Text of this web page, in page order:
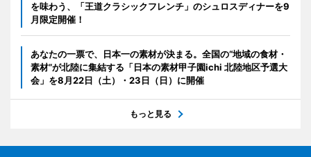
を味わう、「王道クラシックフレンチ」のシュロスディナーを9
月限定開催！
あなたの一票で、日本一の素材が決まる。全国の“地域の食材・
素材”が北陸に集結する「日本の素材甲子園ichi 北陸地区予選大
会」を8月22日（土）・23日（日）に開催
もっと見る